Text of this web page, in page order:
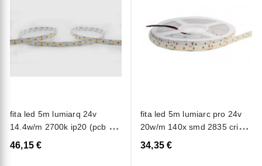
fita led 5m lumiarq 24v
14.4w/m 2700k ip20 (pcb 3
oz)
46,15 €
fita led 5m lumiarc pro 24v
20w/m 140x smd 2835 cri95
ip20 luz natural (4000k)
34,35 €